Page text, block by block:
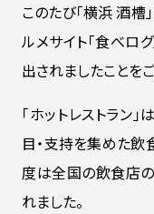
このたび「横浜 酒槽
ルメサイト「食べロ
出されましたことを
「ホットレストラン
目・支持を集めた飲
度は全国の飲食店
れました。